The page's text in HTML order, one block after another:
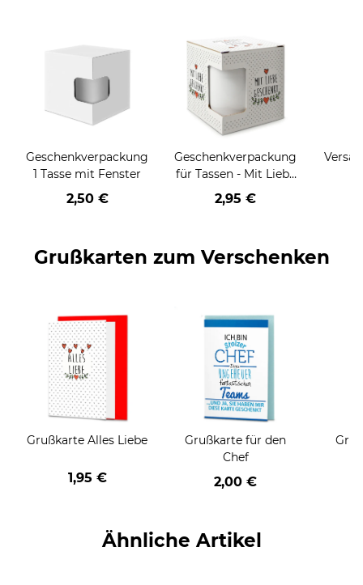
Geschenkverpackung
1 Tasse mit Fenster
2,50 €
Geschenkverpackung
für Tassen - Mit Liebe
geschenkt
2,95 €
Grußkarten zum Verschenken
Grußkarte Alles Liebe
1,95 €
Grußkarte für den
Chef
2,00 €
Ähnliche Artikel